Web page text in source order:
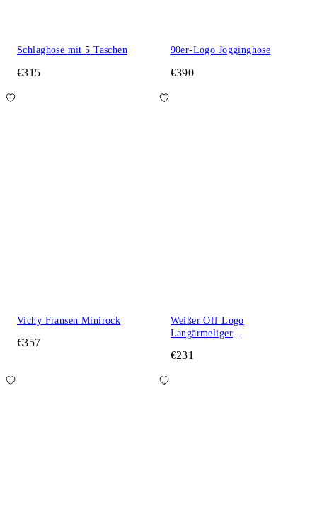
Schlaghose mit 5 Taschen
€315
90er-Logo Jogginghose
€390
Vichy Fransen Minirock
€357
Weißer Off Logo
Langärmeliger
€231